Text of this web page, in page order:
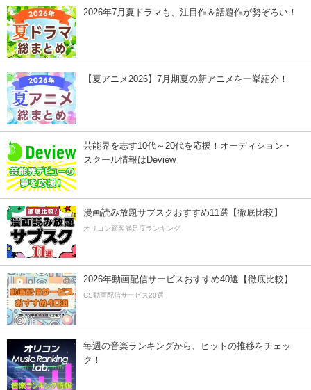
2026年7月夏ドラマも、注目作＆話題作が勢ぞろい！
【夏アニメ2026】7月期夏の新アニメを一挙紹介！
芸能界を志す10代～20代を応援！オーディション・
スクール情報はDeview
漫画読み放題サブスクおすすめ11選【徹底比較】
オリコン顧客満足度ランキング
2026年動画配信サービスおすすめ40選【徹底比較】
CS動画配信サービス20選
毎週の音楽ランキングから、ヒットの推移をチェッ
ク！